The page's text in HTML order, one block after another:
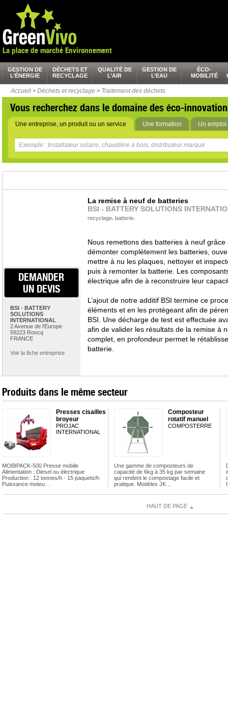
La place de marché Environnement
GESTION DE
L’ÉNERGIE
DÉCHETS ET
RECYCLAGE
QUALITÉ DE
L’AIR
GESTION DE
L’EAU
ÉCO-
MOBILITÉ
Accueil > Déchets et recyclage > Traitement des déchets
Vous recherchez dans le domaine des éco-
Une entreprise, un produit ou un service Une formation Un emploi
DEMANDER
UN DEVIS
BSI - BATTERY
SOLUTIONS
INTERNATIONAL
2 Avenue de l'Europe
59223 Roncq
FRANCE
Voir la fiche entreprise
La remise à neuf de batteries
BSI - BATTERY SOLUTIONS
recyclage, batterie,
Nous remettons des batteries à neuf
démonter complètement les batteries,
mettre à nu les plaques, nettoyer et
puis à remonter la batterie. Les
électrique afin de à reconstruire leur
L’ajout de notre additif BSI termine ce
éléments et en les protégeant afin de
BSI. Une décharge de test est effectuée
afin de valider les résultats de la remise à
complet, en profondeur permet le
batterie.
Produits dans le même secteur
Presses cisailles
broyeur
PROJAC
INTERNATIONAL
MOBIPACK-500 Presse mobile
Alimentation : Diesel ou électrique
Production : 12 tonnes/h - 15 paquets/h
Puissance moteu…
Composteur
rotatif manuel
COMPOSTERRE
Une gamme de composteurs de
capacité de 6kg à 35 kg par semaine
qui rendent le compostage facile et
pratique. Modèles JK…
HAUT DE PAGE